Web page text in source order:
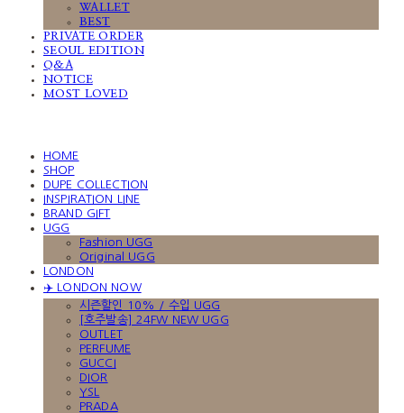
WALLET
BEST
PRIVATE ORDER
SEOUL EDITION
Q&A
NOTICE
MOST LOVED
HOME
SHOP
DUPE COLLECTION
INSPIRATION LINE
BRAND GIFT
UGG
Fashion UGG
Original UGG
LONDON
✈️ LONDON NOW
시즌할인 10% / 수입 UGG
[호주발송] 24FW NEW UGG
OUTLET
PERFUME
GUCCI
DIOR
YSL
PRADA